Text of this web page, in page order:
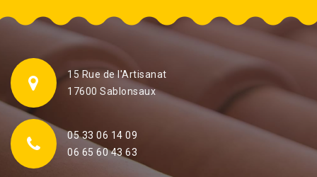
15 Rue de l'Artisanat
17600 Sablonsaux
05 33 06 14 09
06 65 60 43 63